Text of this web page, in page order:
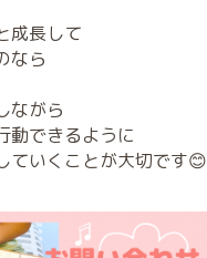
成長して
なら
ながら
動できるように
ていくことが大切です😊